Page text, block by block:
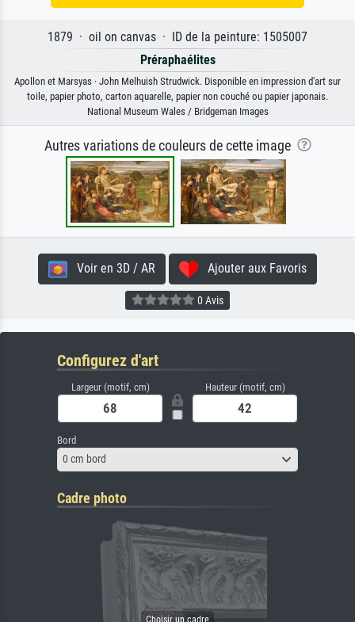
1879 · oil on canvas · ID de la peinture: 1505007
Préraphaélites
Apollon et Marsyas · John Melhuish Strudwick. Disponible en impression d'art sur
toile, papier photo, carton aquarelle, papier non couché ou papier japonais.
National Museum Wales / Bridgeman Images
Autres variations de couleurs de cette image
Voir en 3D / AR Ajouter aux Favoris
0 Avis
Configurez d'art
Largeur (motif, cm) Hauteur (motif, cm)
Bord
0 cm bord
Cadre photo